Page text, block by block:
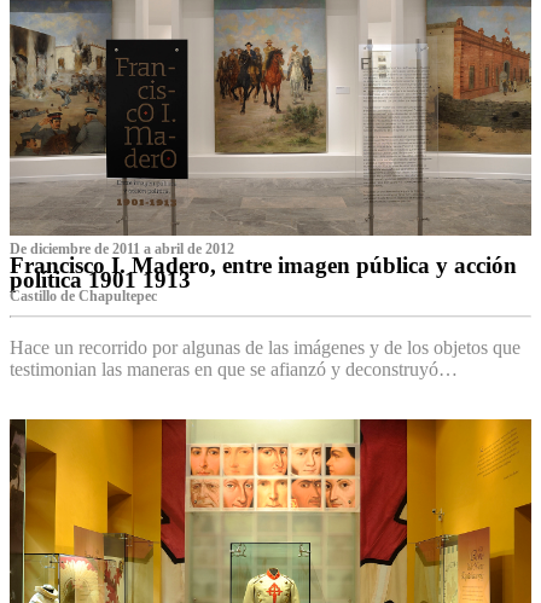
De diciembre de 2011 a abril de 2012
Francisco I. Madero, entre imagen pública y acción
política 1901 1913
Castillo de Chapultepec
Hace un recorrido por algunas de las imágenes y de los objetos que
testimonian las maneras en que se afianzó y deconstruyó…